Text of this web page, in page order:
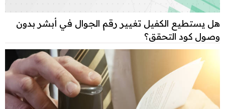
هل يستطيع الكفيل تغيير رقم الجوال في أبشر بدون
وصول كود التحقق؟